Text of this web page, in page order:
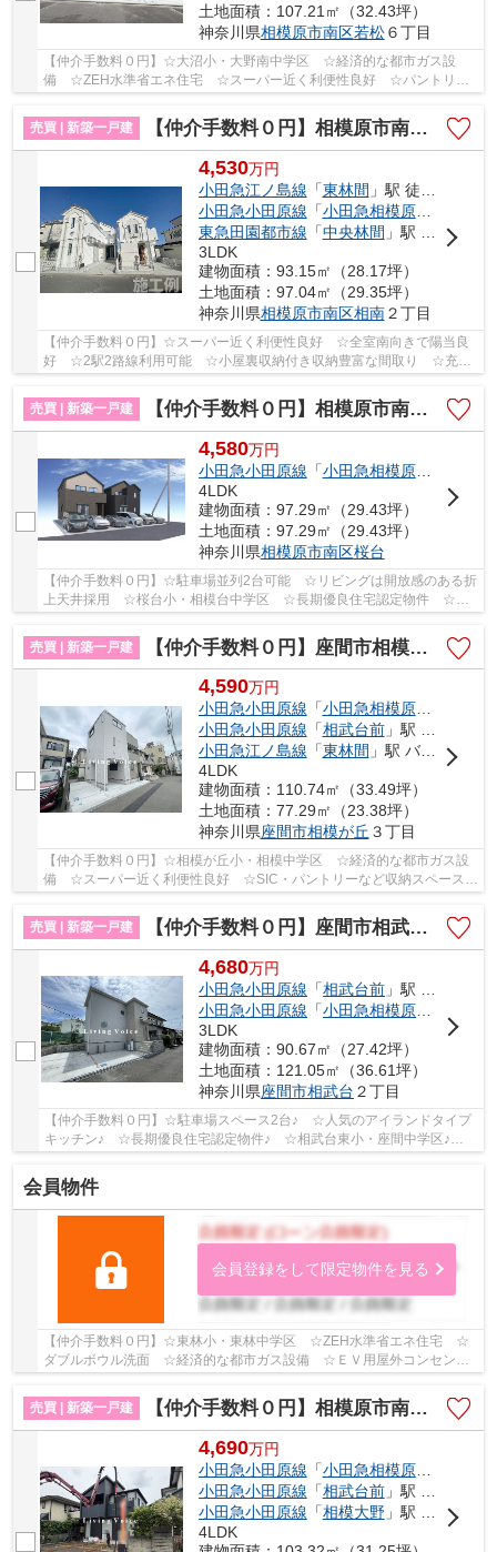
土地面積：107.21㎡（32.43坪）
神奈川県相模原市南区若松６丁目
【仲介手数料０円】☆大沼小・大野南中学区 ☆経済的な都市ガス設
備 ☆ZEH水準省エネ住宅 ☆スーパー近く利便性良好 ☆パントリー
売買 | 新築一戸建
【仲介手数料０円】相模原市南区相南2丁目4期 新築一戸建て 全2棟
4,530万円
小田急江ノ島線 「東林間 」駅 徒歩15分
小田急小田原線 「小田急相模原」駅 徒歩
東急田園都市線 「中央林間 」駅 徒歩24分
3LDK
建物面積：93.15㎡（28.17坪）
土地面積：97.04㎡（29.35坪）
神奈川県相模原市南区相南２丁目
【仲介手数料０円】☆スーパー近く利便性良好 ☆全室南向きで陽当良
好 ☆2駅2路線利用可能 ☆小屋裏収納付き収納豊富な間取り ☆充実
した設備 ☆経済的な都市ガス設備 ☆東林小・東林中...
売買 | 新築一戸建
【仲介手数料０円】相模原市南区桜台3期 新築一戸建て 全2棟
4,580万円
小田急小田原線 「小田急相模原」駅 徒歩
4LDK
建物面積：97.29㎡（29.43坪）
土地面積：97.29㎡（29.43坪）
神奈川県相模原市南区桜台
【仲介手数料０円】☆駐車場並列2台可能 ☆リビングは開放感のある折
上天井採用 ☆桜台小・相模台中学区 ☆長期優良住宅認定物件 ☆ス
ーパー近く利便性良好 ☆南向きバルコニー陽当り良...
売買 | 新築一戸建
【仲介手数料０円】座間市相模が丘3丁目 新築一戸建て
4,590万円
小田急小田原線 「小田急相模原」駅 徒歩
小田急小田原線 「相武台前」駅 徒歩25分
小田急江ノ島線 「東林間 」駅 バス4分 「相模台」 停歩5分
4LDK
建物面積：110.74㎡（33.49坪）
土地面積：77.29㎡（23.38坪）
神奈川県座間市相模が丘 ３丁目
【仲介手数料０円】☆相模が丘小・相模中学区 ☆経済的な都市ガス設
備 ☆スーパー近く利便性良好 ☆SIC・パントリーなど収納スペース豊
売買 | 新築一戸建
【仲介手数料０円】座間市相武台1期 新築一戸建て
4,680万円
小田急小田原線 「相武台前 」駅 徒歩14分
小田急小田原線 「小田急相模原」駅 バス
3LDK
建物面積：90.67㎡（27.42坪）
土地面積：121.05㎡（36.61坪）
神奈川県座間市相武台 ２丁目
【仲介手数料０円】☆駐車場スペース2台♪ ☆人気のアイランドタイプ
キッチン♪ ☆長期優良住宅認定物件♪ ☆相武台東小・座間中学区♪
会員物件
会員登録をして限定物件を見る
【仲介手数料０円】☆東林小・東林中学区 ☆ZEH水準省エネ住宅 ☆
ダブルボウル洗面 ☆経済的な都市ガス設備 ☆ＥＶ用屋外コンセン
売買 | 新築一戸建
【仲介手数料０円】相模原市南区相模台7丁目 新築一戸建て
4,690万円
小田急小田原線 「小田急相模原」駅 バス8
小田急小田原線 「相武台前」駅 バス11分 「若草小学校前（神奈川県）」 停歩3分
小田急小田原線 「相模大野」駅 バス13分 「水道路（相模原市南区）」 停歩8分
4LDK